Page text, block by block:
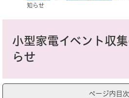
。
て
知らせ
小型家電イベント収
らせ
ページ内目次